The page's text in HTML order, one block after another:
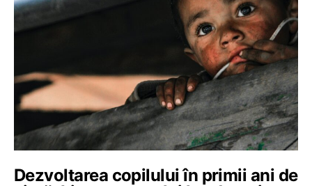
Dezvoltarea copilului în primii ani de